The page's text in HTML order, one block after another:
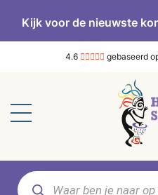
Kijk voor de nieuwste
4.6 gebaseerd
Producten
zoeken